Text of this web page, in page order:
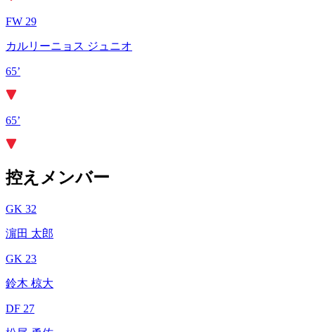
FW 29
カルリーニョス ジュニオ
65’
65’
控えメンバー
GK 32
濵田 太郎
GK 23
鈴木 椋大
DF 27